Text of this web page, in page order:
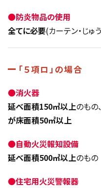
●防炎物品の使用
全てに必要(カーテン・じゅ
「５項ロ」の場合
●消火器
延べ面積150㎡以上のもの
が床面積50㎡以上
●自動火災報知設備
延べ面積500㎡以上のもの
●住宅用火災警報器